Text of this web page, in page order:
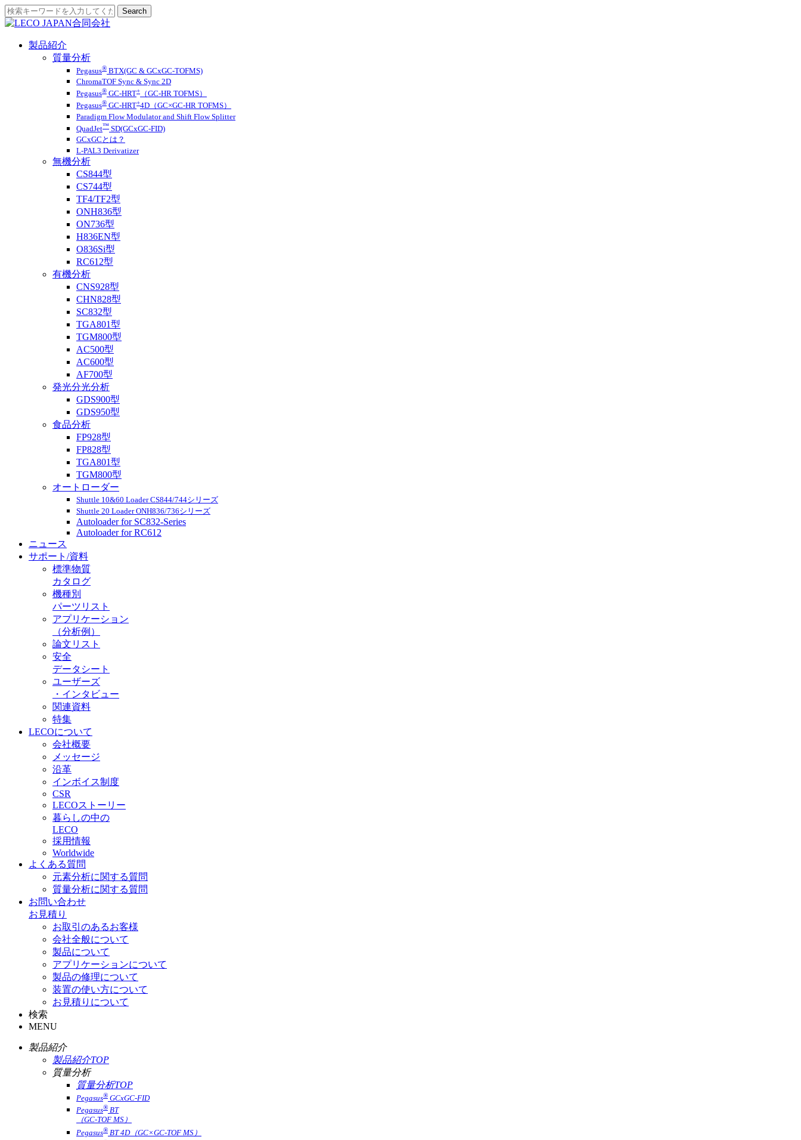
製品紹介
質量分析
Pegasus® BTX(GC & GCxGC-TOFMS)
ChromaTOF Sync & Sync 2D
Pegasus® GC-HRT+
（GC-HR TOFMS）
Pegasus® GC-HRT+4D（GC×GC-HR TOFMS）
Paradigm Flow Modulator and Shift Flow Splitter
QuadJet™ SD(GCxGC-FID)
GCxGCとは？
L-PAL3 Derivatizer
無機分析
CS844型
CS744型
TF4/TF2型
ONH836型
ON736型
H836EN型
O836Si型
RC612型
有機分析
CNS928型
CHN828型
SC832型
TGA801型
TGM800型
AC500型
AC600型
AF700型
発光分光分析
GDS900型
GDS950型
食品分析
FP928型
FP828型
TGA801型
TGM800型
オートローダー
Shuttle 10&60 Loader CS844/744シリーズ
Shuttle 20 Loader ONH836/736シリーズ
Autoloader for SC832-Series
Autoloader for RC612
ニュース
サポート/資料
標準物質
カタログ
機種別
パーツリスト
アプリケーション
（分析例）
論文リスト
安全
データシート
ユーザーズ
・インタビュー
関連資料
特集
LECOについて
会社概要
メッセージ
沿革
インボイス制度
CSR
LECOストーリー
暮らしの中の
LECO
採用情報
Worldwide
よくある質問
元素分析に関する質問
質量分析に関する質問
お問い合わせ
お見積り
お取引のあるお客様
会社全般について
製品について
アプリケーションについて
製品の修理について
装置の使い方について
お見積りについて
検索
MENU
製品紹介
製品紹介TOP
質量分析
質量分析TOP
Pegasus® GCxGC-FID
Pegasus® BT
（GC-TOF MS）
Pegasus® BT 4D（GC×GC-TOF MS）